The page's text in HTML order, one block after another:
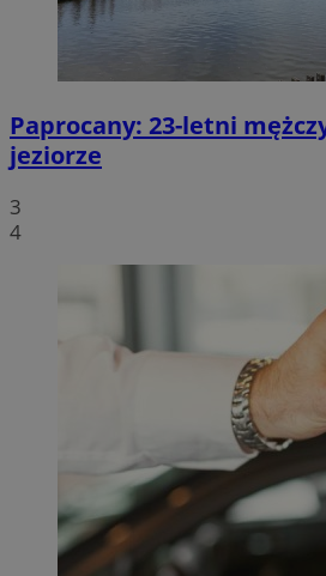
Paprocany: 23-letni
jeziorze
3
4